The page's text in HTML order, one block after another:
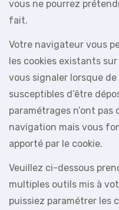
vous ne pourrez
fait.
Votre navigateur vous
les cookies existants
vous signaler lorsque
susceptibles d’être
paramétrages n’ont pas
navigation mais vous
apporté par le cookie.
Veuillez ci-dessous
multiples outils mis à
puissiez paramétrer les